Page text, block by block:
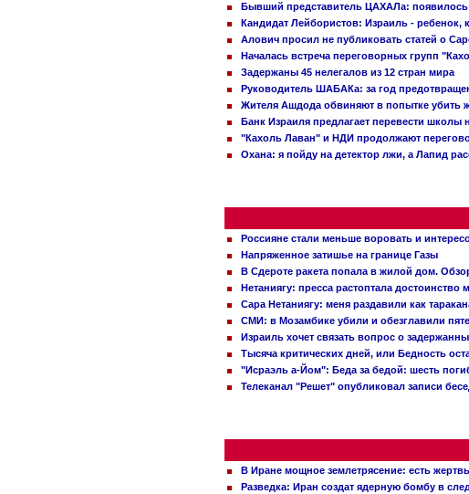
Бывший представитель ЦАХАЛа:
Кандидат Лейбористов: Израиль - ребенок,
Алович просил не публиковать статей о
Началась встреча переговорных групп
Задержаны 45 нелегалов из 12 стран мира
Руководитель ШАБАКа: за год
Жителя Ашдода обвиняют в попытке убить
Банк Израиля предлагает перевести школы
"Кахоль Лаван" и НДИ продолжают
Охана: я пойду на детектор лжи, а Лапид
Россияне стали меньше воровать и
Напряженное затишье на границе Газы
В Сдероте ракета попала в жилой дом.
Нетаниягу: пресса растоптала достоинство
Сара Нетаниягу: меня раздавили как
СМИ: в Мозамбике убили и обезглавили
Израиль хочет связать вопрос о
Тысяча критических дней, или Бедность
"Исраэль а-Йом": Беда за бедой: шесть
Телеканал "Решет" опубликовал записи
В Иране мощное землетрясение: есть
Разведка: Иран создат ядерную бомбу в